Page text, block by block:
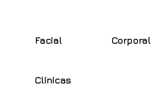
Facial Corporal
Clínicas